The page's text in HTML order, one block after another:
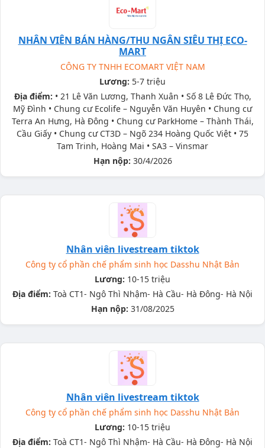
NHÂN VIÊN BÁN HÀNG/THU NGÂN SIÊU THỊ ECO-
MART
CÔNG TY TNHH ECOMART VIỆT NAM
Lương: 5-7 triệu
Địa điểm: • 21 Lê Văn Lương, Thanh Xuân • Số 8 Lê Đức Thọ,
Mỹ Đình • Chung cư Ecolife – Nguyễn Văn Huyên • Chung cư
Terra An Hưng, Hà Đông • Chung cư ParkHome – Thành Thái,
Cầu Giấy • Chung cư CT3D – Ngõ 234 Hoàng Quốc Việt • 75
Tam Trinh, Hoàng Mai • SA3 – Vinsmar
Hạn nộp: 30/4/2026
Nhân viên livestream tiktok
Công ty cổ phần chế phẩm sinh học Dasshu Nhật Bản
Lương: 10-15 triệu
Địa điểm: Toà CT1- Ngô Thì Nhậm- Hà Cầu- Hà Đông- Hà Nội
Hạn nộp: 31/08/2025
Nhân viên livestream tiktok
Công ty cổ phần chế phẩm sinh học Dasshu Nhật Bản
Lương: 10-15 triệu
Địa điểm: Toà CT1- Ngô Thì Nhậm- Hà Cầu- Hà Đông- Hà Nội